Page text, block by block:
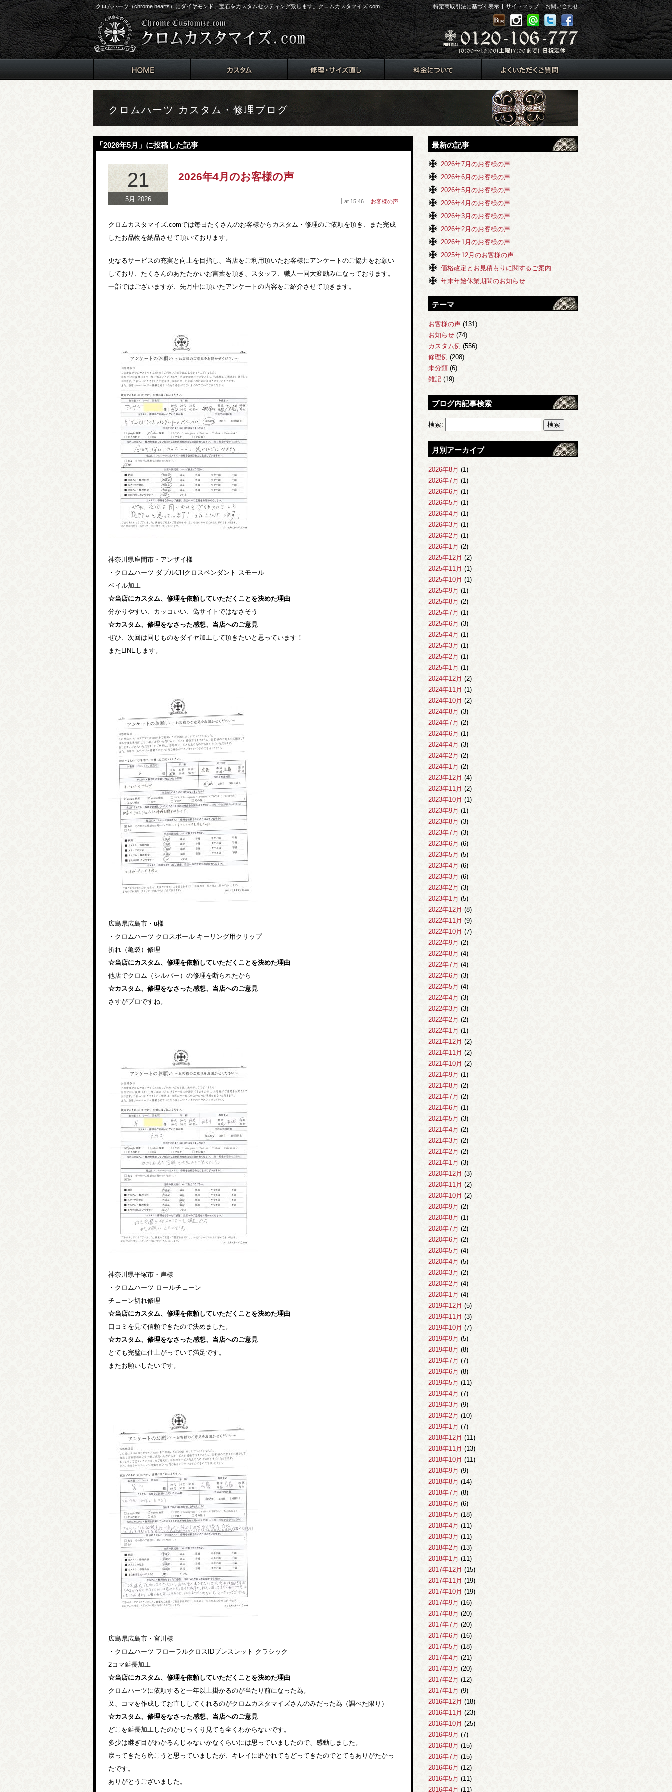
クロムハーツ（chrome hearts）にダイヤモンド、宝石をカスタムセッティング致します。クロムカスタマイズ.com お問い合わせ
|
サイトマップ
|
特定商取引法に基づく表示
クロムハーツ カスタム・修理ブログ
「2026年5月」に投稿した記事
21
5月 2026
2026年4月のお客様の声
at 15:46 お客様の声
クロムカスタマイズ.comでは毎日たくさんのお客様からカスタム・修理のご依頼を頂き、また完成
したお品物を納品させて頂いております。
更なるサービスの充実と向上を目指し、当店をご利用頂いたお客様にアンケートのご協力をお願い
しており、たくさんのあたたかいお言葉を頂き、スタッフ、職人一同大変励みになっております。
一部ではございますが、先月中に頂いたアンケートの内容をご紹介させて頂きます。
神奈川県座間市・アンザイ様
・クロムハーツ ダブルCHクロスペンダント スモール
ベイル加工
☆当店にカスタム、修理を依頼していただくことを決めた理由
分かりやすい、カッコいい、偽サイトではなさそう
☆カスタム、修理をなさった感想、当店へのご意見
ぜひ、次回は同じものをダイヤ加工して頂きたいと思っています！
またLINEします。
広島県広島市・u様
・クロムハーツ クロスボール キーリング用クリップ
折れ（亀裂）修理
☆当店にカスタム、修理を依頼していただくことを決めた理由
他店でクロム（シルバー）の修理を断られたから
☆カスタム、修理をなさった感想、当店へのご意見
さすがプロですね。
神奈川県平塚市・岸様
・クロムハーツ ロールチェーン
チェーン切れ修理
☆当店にカスタム、修理を依頼していただくことを決めた理由
口コミを見て信頼できたので決めました。
☆カスタム、修理をなさった感想、当店へのご意見
とても完璧に仕上がっていて満足です。
またお願いしたいです。
広島県広島市・宮川様
・クロムハーツ フローラルクロスIDブレスレット クラシック
2コマ延長加工
☆当店にカスタム、修理を依頼していただくことを決めた理由
クロムハーツに依頼すると一年以上掛かるのが当たり前になった為。
又、コマを作成してお直ししてくれるのがクロムカスタマイズさんのみだった為（調べた限り）
☆カスタム、修理をなさった感想、当店へのご意見
どこを延長加工したのかじっくり見ても全くわからないです。
多少は継ぎ目がわかるんじゃないかなくらいには思っていましたので、感動しました。
戻ってきたら磨こうと思っていましたが、キレイに磨かれてもどってきたのでとてもありがたかっ
たです。
ありがとうございました。
最新の記事
2026年7月のお客様の声
2026年6月のお客様の声
2026年5月のお客様の声
2026年4月のお客様の声
2026年3月のお客様の声
2026年2月のお客様の声
2026年1月のお客様の声
2025年12月のお客様の声
価格改定とお見積もりに関するご案内
年末年始休業期間のお知らせ
テーマ
お客様の声 (131)
お知らせ (74)
カスタム例 (556)
修理例 (208)
未分類 (6)
雑記 (19)
ブログ内記事検索
検索:
月別アーカイブ
2026年8月 (1)
2026年7月 (1)
2026年6月 (1)
2026年5月 (1)
2026年4月 (1)
2026年3月 (1)
2026年2月 (1)
2026年1月 (2)
2025年12月 (2)
2025年11月 (1)
2025年10月 (1)
2025年9月 (1)
2025年8月 (2)
2025年7月 (1)
2025年6月 (3)
2025年4月 (1)
2025年3月 (1)
2025年2月 (1)
2025年1月 (1)
2024年12月 (2)
2024年11月 (1)
2024年10月 (2)
2024年8月 (3)
2024年7月 (2)
2024年6月 (1)
2024年4月 (3)
2024年2月 (2)
2024年1月 (2)
2023年12月 (4)
2023年11月 (2)
2023年10月 (1)
2023年9月 (1)
2023年8月 (3)
2023年7月 (3)
2023年6月 (6)
2023年5月 (5)
2023年4月 (6)
2023年3月 (6)
2023年2月 (3)
2023年1月 (5)
2022年12月 (8)
2022年11月 (9)
2022年10月 (7)
2022年9月 (2)
2022年8月 (4)
2022年7月 (4)
2022年6月 (3)
2022年5月 (4)
2022年4月 (3)
2022年3月 (3)
2022年2月 (2)
2022年1月 (1)
2021年12月 (2)
2021年11月 (2)
2021年10月 (2)
2021年9月 (1)
2021年8月 (2)
2021年7月 (2)
2021年6月 (1)
2021年5月 (3)
2021年4月 (2)
2021年3月 (2)
2021年2月 (2)
2021年1月 (3)
2020年12月 (3)
2020年11月 (2)
2020年10月 (2)
2020年9月 (2)
2020年8月 (1)
2020年7月 (2)
2020年6月 (2)
2020年5月 (4)
2020年4月 (5)
2020年3月 (2)
2020年2月 (4)
2020年1月 (4)
2019年12月 (5)
2019年11月 (3)
2019年10月 (7)
2019年9月 (5)
2019年8月 (8)
2019年7月 (7)
2019年6月 (8)
2019年5月 (11)
2019年4月 (7)
2019年3月 (9)
2019年2月 (10)
2019年1月 (7)
2018年12月 (11)
2018年11月 (13)
2018年10月 (11)
2018年9月 (9)
2018年8月 (14)
2018年7月 (8)
2018年6月 (6)
2018年5月 (18)
2018年4月 (11)
2018年3月 (11)
2018年2月 (13)
2018年1月 (11)
2017年12月 (15)
2017年11月 (19)
2017年10月 (19)
2017年9月 (16)
2017年8月 (20)
2017年7月 (20)
2017年6月 (16)
2017年5月 (18)
2017年4月 (21)
2017年3月 (20)
2017年2月 (12)
2017年1月 (9)
2016年12月 (18)
2016年11月 (23)
2016年10月 (25)
2016年9月 (7)
2016年8月 (15)
2016年7月 (15)
2016年6月 (12)
2016年5月 (11)
2016年4月 (11)